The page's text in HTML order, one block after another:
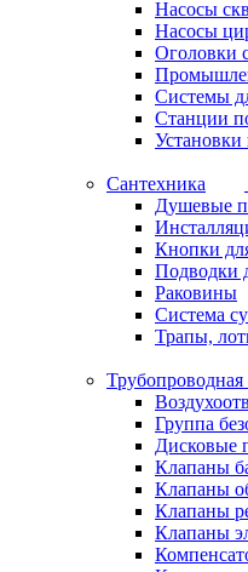
Насосы
Насосы
Оголовки
Системы
Станции
Сантехника
Душевые
Кнопки
Подводки
Раковины
Система
Трапы,
Трубопроводная
Группа
Дисковые
Клапаны
Клапаны
Клапаны
Клапаны